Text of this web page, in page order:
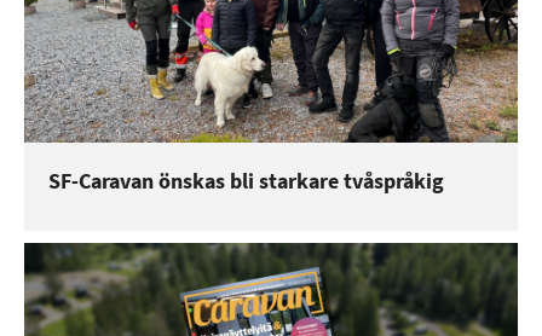
SF-Caravan önskas bli starkare tvåspråkig